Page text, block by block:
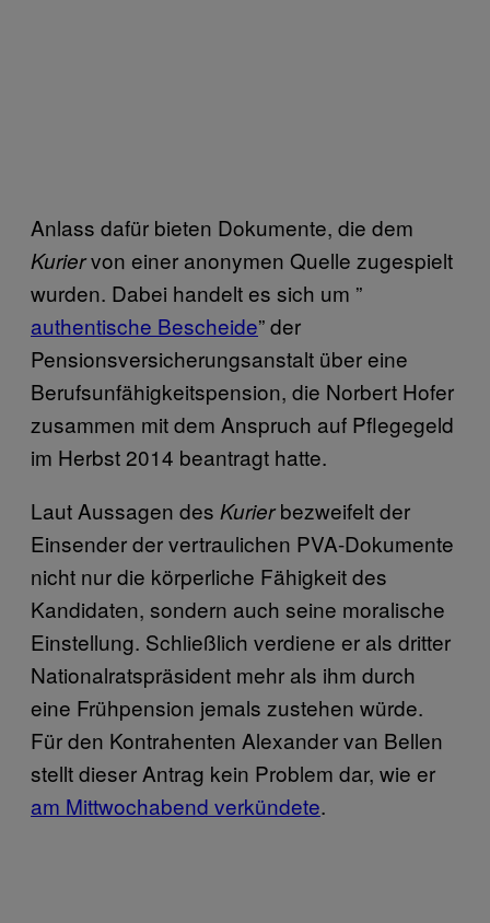
Anlass dafür bieten Dokumente, die dem
Kuriervon einer anonymen Quelle zugespielt
wurden. Dabei handelt es sich um ”
authentische Bescheide” der
Pensionsversicherungsanstalt über eine
Berufsunfähigkeitspension, die Norbert Hofer
zusammen mit dem Anspruch auf Pflegegeld
im Herbst 2014 beantragt hatte.
Laut Aussagen des Kurierbezweifelt der
Einsender der vertraulichen PVA-Dokumente
nicht nur die körperliche Fähigkeit des
Kandidaten, sondern auch seine moralische
Einstellung. Schließlich verdiene er als dritter
Nationalratspräsident mehr als ihm durch
eine Frühpension jemals zustehen würde.
Für den Kontrahenten Alexander van Bellen
stellt dieser Antrag kein Problem dar, wie er
am Mittwochabend verkündete.